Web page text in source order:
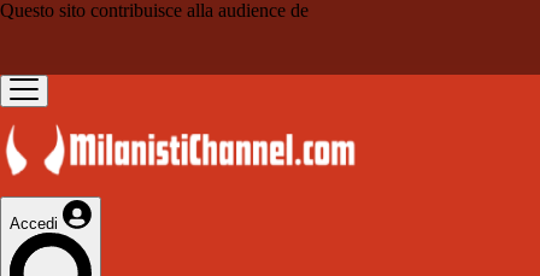
Questo sito contribuisce alla audience de
Accedi